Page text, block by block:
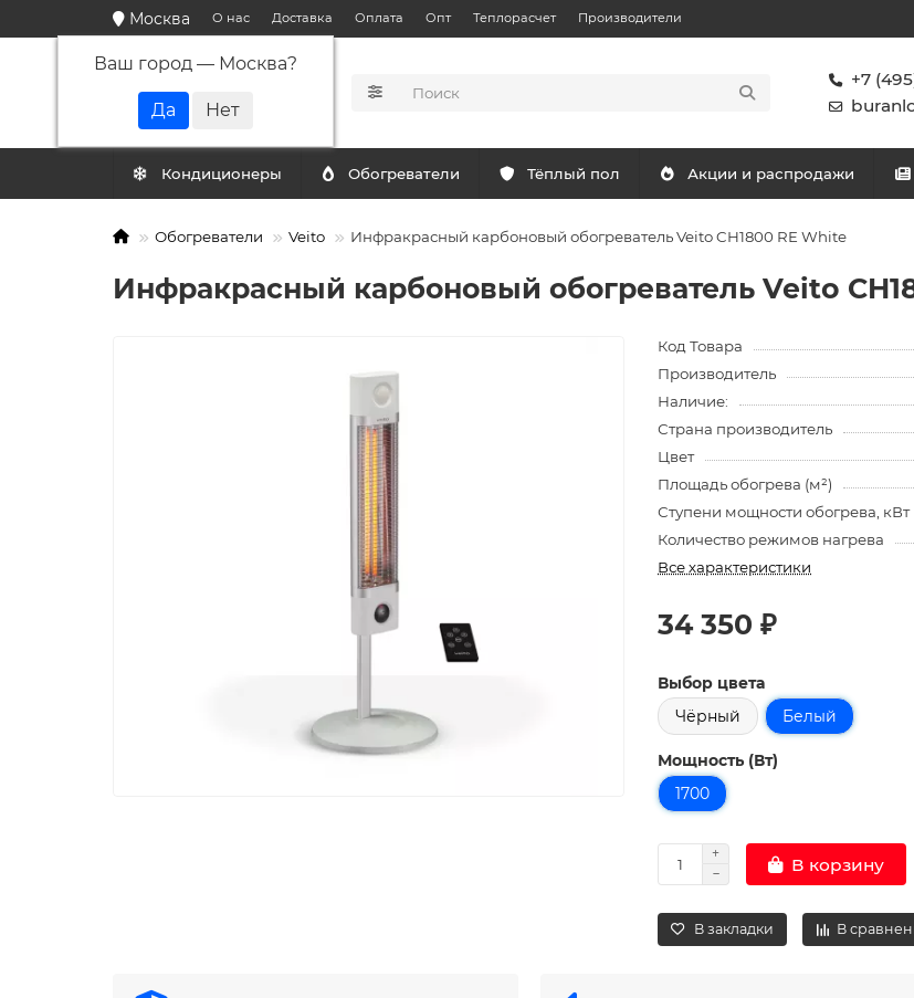
Москва
Ваш город — Москва?
О нас Доставка Оплата Опт Теплорасчет Производители
+7
Кондиционеры Обогреватели Тёплый пол Акции и распродажи
Обогреватели Veito Инфракрасный карбоновый обогреватель Veito CH1800 RE White
Инфракрасный карбоновый обогреватель Veito
Код Товара
Производитель
Наличие:
Страна производитель
Цвет
Площадь обогрева (м²)
Ступени мощности обогрева, кВт
Количество режимов нагрева
Все характеристики
34 350 ₽
Выбор цвета
Чёрный
Белый
Мощность (Вт)
1700
В корзину
В закладки В